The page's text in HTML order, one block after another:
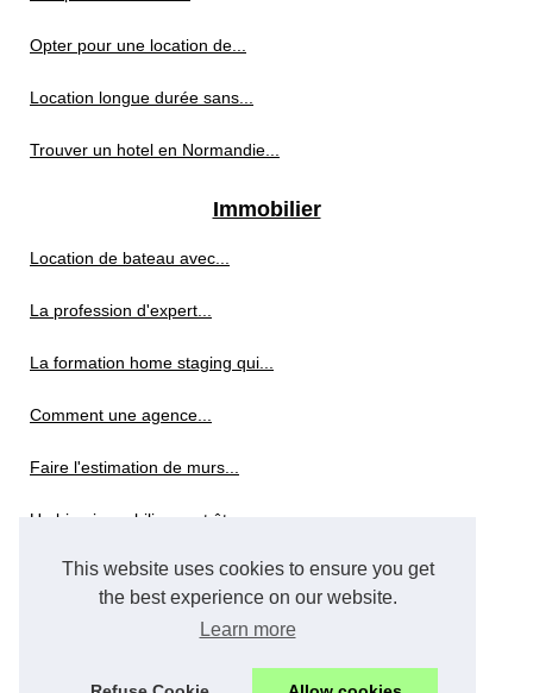
This website uses cookies to ensure you get
the best experience on our website.
Learn more
Opter pour une location de...
Location longue durée sans...
Trouver un hotel en Normandie...
Immobilier
Location de bateau avec...
La profession d'expert...
La formation home staging qui...
Comment une agence...
Faire l'estimation de murs...
Un bien immobilier peut être...
Quelles charges déduire des...
Réforme des tarifs pour les...